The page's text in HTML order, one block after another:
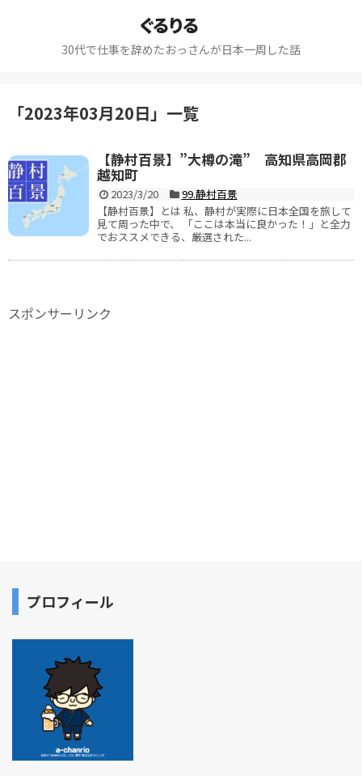
ぐるりる
30代で仕事を辞めたおっさんが日本一周した話
「2023年03月20日」 一覧
【静村百景】”大樽の滝” 高知県高岡郡
越知町
2023/3/20
99.静村百景
【静村百景】とは 私、静村が実際に日本全国を旅して
見て周った中で、 「ここは本当に良かった！」と全力
でおススメできる、厳選された...
スポンサーリンク
プロフィール